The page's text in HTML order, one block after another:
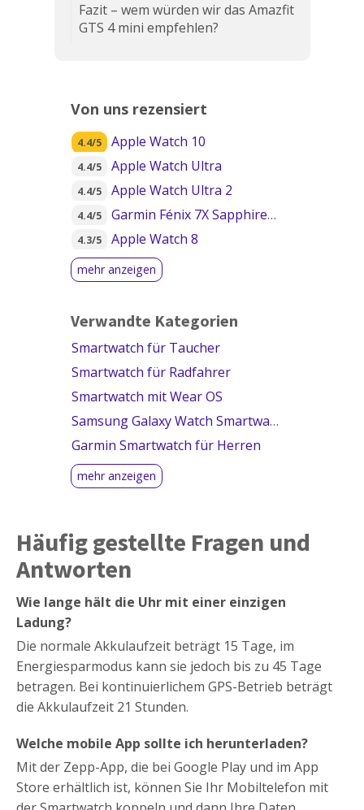
Fazit – wem würden wir das Amazfit
GTS 4 mini empfehlen?
Von uns rezensiert
4.4/5 Apple Watch 10
4.4/5 Apple Watch Ultra
4.4/5 Apple Watch Ultra 2
4.4/5 Garmin Fénix 7X Sapphire Solar
4.3/5 Apple Watch 8
Verwandte Kategorien
Smartwatch für Taucher
Smartwatch für Radfahrer
Smartwatch mit Wear OS
Samsung Galaxy Watch Smartwatch
Garmin Smartwatch für Herren
Häufig gestellte Fragen und
Antworten
Wie lange hält die Uhr mit einer einzigen
Ladung?
Die normale Akkulaufzeit beträgt 15 Tage, im
Energiesparmodus kann sie jedoch bis zu 45 Tage
betragen. Bei kontinuierlichem GPS-Betrieb beträgt
die Akkulaufzeit 21 Stunden.
Welche mobile App sollte ich herunterladen?
Mit der Zepp-App, die bei Google Play und im App
Store erhältlich ist, können Sie Ihr Mobiltelefon mit